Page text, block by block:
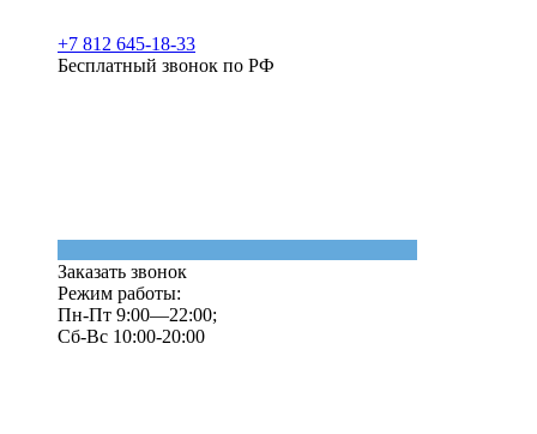
+7 812 645-18-33
Бесплатный звонок по РФ
Заказать звонок
Режим работы:
Пн-Пт 9:00—22:00;
Сб-Вс 10:00-20:00